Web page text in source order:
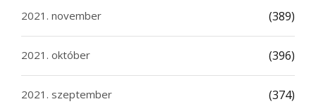
2021. november (389)
2021. október (396)
2021. szeptember (374)